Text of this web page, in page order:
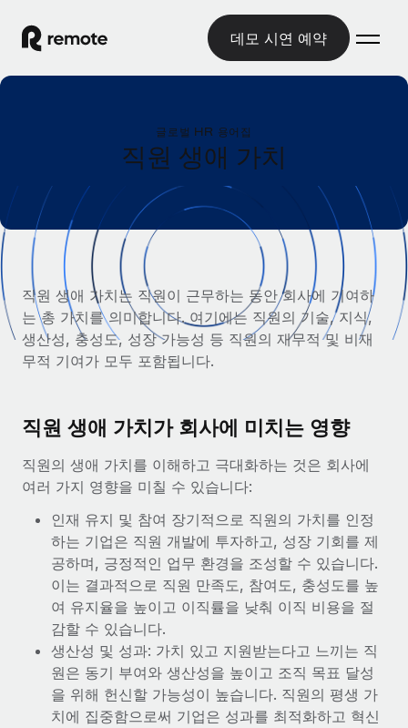
데모 시연 예약
글로벌 고용
글로벌 급여
규정을 준수하며 급여 지급을 손쉽게 처리
기록상 고용주(EOR)
법인 설립 비용 없이 전 세계로 사업을 확장
기록상 계약자
전 세계에서 규정을 준수하며 계약자 고용
전 세계 계약자의 온보딩 및 관리
복잡한 고용 업무를 아웃소싱
인프라
Remote 통합
HR을 워크플로에 매끄럽게 통합
플랫폼
팀을 위한 통합된 핵심 HR 기능
연결 새로운
MCP를 사용하여 모든 AI 도구를 Remote에 연결 가능
글로벌 서비스 제공
국가별 정보
국가별 글로벌 채용 지원 알아보기
미국 주별 정보
미국 모든 주 전역에서 채용 업무를 간소화
성장 단계
스타트업
성장하는 기업을 위한 민첩한 글로벌 HR 및 급여 솔루션
중견기업
맞춤형 HR 솔루션으로 팀 확장
엔터프라이즈
대기업을 위한 글로벌 HR
REMOTE 파트너 되기
전략적 기술 파트너
리소스
도구 및 계산기
오분류 리스크 평가 도구
국가별 직원 오분류 리스크 확인
직원 비용 계산기
계약자 지급 계산기
리서치 및 가이드
사례 연구
HR 용어집
체크리스트 및 템플릿
직무 설명 라이브러리
웨비나
한국어
Nederlands
Français
Deutsch
Español
Português (Portugal)
日本語
로그인
글로벌 HR 용어집
직원 생애 가치
직원 생애 가치는 직원이 근무하는 동안 회사에 기여하
는 총 가치를 의미합니다. 여기에는 직원의 기술, 지식,
생산성, 충성도, 성장 가능성 등 직원의 재무적 및 비재
무적 기여가 모두 포함됩니다.
직원 생애 가치가 회사에 미치는 영향
직원의 생애 가치를 이해하고 극대화하는 것은 회사에
여러 가지 영향을 미칠 수 있습니다:
인재 유지 및 참여 장기적으로 직원의 가치를 인정
하는 기업은 직원 개발에 투자하고, 성장 기회를 제
공하며, 긍정적인 업무 환경을 조성할 수 있습니다.
이는 결과적으로 직원 만족도, 참여도, 충성도를 높
여 유지율을 높이고 이직률을 낮춰 이직 비용을 절
감할 수 있습니다.
생산성 및 성과: 가치 있고 지원받는다고 느끼는 직
원은 동기 부여와 생산성을 높이고 조직 목표 달성
을 위해 헌신할 가능성이 높습니다. 직원의 평생 가
치에 집중함으로써 기업은 성과를 최적화하고 혁신